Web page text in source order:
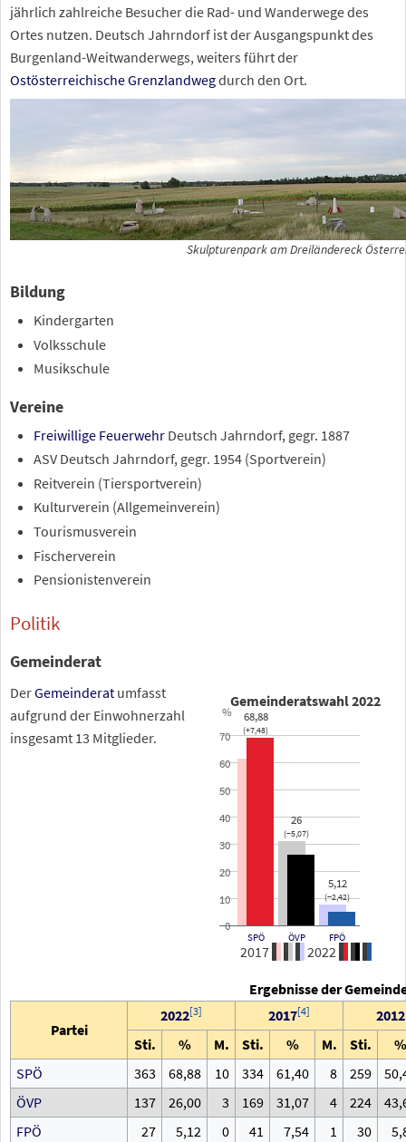
jährlich zahlreiche Besucher die Rad- und Wanderwege des
Ortes nutzen. Deutsch Jahrndorf ist der Ausgangspunkt des
Burgenland-Weitwanderwegs, weiters führt der
Ostösterreichische Grenzlandwegdurch den Ort.
Skulpturenpark am Dreiländereck
Bildung
Kindergarten
Volksschule
Musikschule
Vereine
Freiwillige FeuerwehrDeutsch Jahrndorf, gegr. 1887
ASV Deutsch Jahrndorf, gegr. 1954 (Sportverein)
Reitverein (Tiersportverein)
Kulturverein (Allgemeinverein)
Tourismusverein
Fischerverein
Pensionistenverein
Politik
Gemeinderat
Gemeinderatswahl 2022
%
70
60
50
40
30
20
10
0
68,88
(+7,48)
26
(−5,07)
5,12
(−2,42)
SPÖ ÖVP FPÖ
2017 2022
DerGemeinderat umfasst
aufgrund der Einwohnerzahl
insgesamt 13 Mitglieder.
Ergebnisse der
Partei
2022[3] 2017[4] 2012
Sti. % M. Sti. % M. Sti.
%
SPÖ
363 68,88 10 334 61,40 8 259
ÖVP
137 26,00 3 169 31,07 4 224
FPÖ
27 5,12 0 41 7,54 1 30